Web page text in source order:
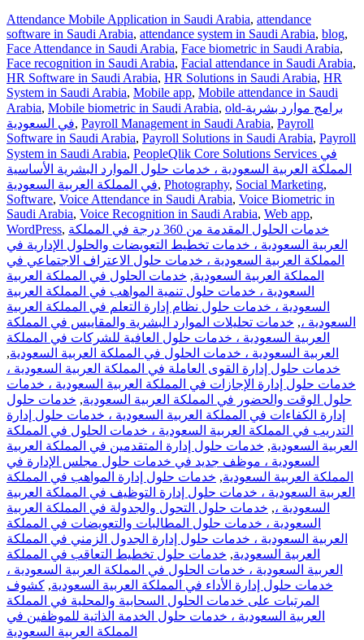
Attendance Mobile Application in Saudi Arabia, attendance
software in Saudi Arabia, attendance system in Saudi Arabia, blog,
Face Attendance in Saudi Arabia, Face biometric in Saudi Arabia,
Face recognition in Saudi Arabia, Facial attendance in Saudi Arabia,
HR Software in Saudi Arabia, HR Solutions in Saudi Arabia, HR
System in Saudi Arabia, Mobile app, Mobile attendance in Saudi
Arabia, Mobile biometric in Saudi Arabia, old-برامج موارد بشرية
في السعودية, Payroll Management in Saudi Arabia, Payroll
Software in Saudi Arabia, Payroll Solutions in Saudi Arabia, Payroll
System in Saudi Arabia, PeopleQlik Core Solutions Services في
المملكة العربية السعودية ، خدمات حلول الموارد البشرية الأساسية
في المملكة العربية السعودية, Photography, Social Marketing,
Software, Voice Attendance in Saudi Arabia, Voice Biometric in
Saudi Arabia, Voice Recognition in Saudi Arabia, Web app,
WordPress, خدمات الحلول المقدمة من 360 درجة في المملكة
العربية السعودية ، خدمات تخطيط التعويضات والحلول الإدارية في
المملكة العربية السعودية ، خدمات حلول الاعتراف الاجتماعي في
المملكة العربية السعودية, خدمات الحلول في المملكة العربية
السعودية ، خدمات حلول تنمية المواهب في المملكة العربية
السعودية ، خدمات حلول نظام إدارة التعلم في المملكة العربية
السعودية ،, خدمات تحليلات الموارد البشرية والمقاييس في المملكة
العربية السعودية ، خدمات حلول العافية للشركات في المملكة
العربية السعودية ، خدمات الحلول في المملكة العربية السعودية,
خدمات حلول إدارة القوى العاملة في المملكة العربية السعودية ،
خدمات حلول إدارة الإجازات في المملكة العربية السعودية ، خدمات
حلول الوقت والحضور في المملكة العربية السعودية, خدمات حلول
إدارة الكفاءات في المملكة العربية السعودية ، خدمات حلول إدارة
التدريب في المملكة العربية السعودية ، خدمات الحلول في المملكة
العربية السعودية, خدمات حلول إدارة المتقدمين في المملكة العربية
السعودية ، موظف جديد في خدمات حلول مجلس الإدارة في
المملكة العربية السعودية, خدمات حلول إدارة المواهب في المملكة
العربية السعودية ، خدمات حلول إدارة التوظيف في المملكة العربية
السعودية ،, خدمات حلول التحول والجدولة في المملكة العربية
السعودية ، خدمات حلول المطالبات والتعويضات في المملكة
العربية السعودية ، خدمات حلول إدارة الجدول الزمني في المملكة
العربية السعودية, خدمات حلول تخطيط التعاقب في المملكة
العربية السعودية ، خدمات الحلول في المملكة العربية السعودية ،
خدمات حلول إدارة الأداء في المملكة العربية السعودية, كشوف
المرتبات على خدمات الحلول السحابية والمحلية في المملكة
العربية السعودية ، خدمات حلول الخدمة الذاتية للموظفين في
المملكة العربية السعودية